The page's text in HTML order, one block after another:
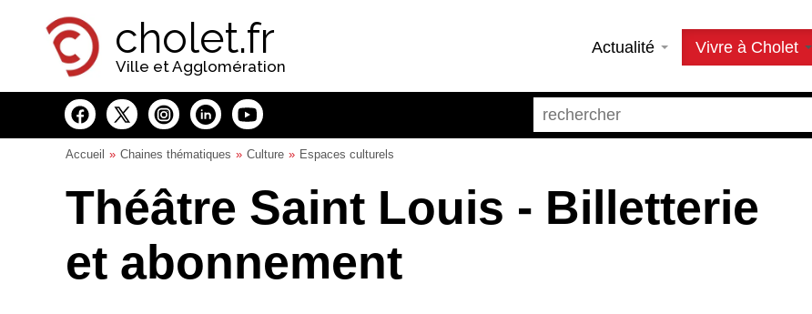
cholet.fr
Ville et Agglomération
Actualité Vivre à Cholet
Accueil Chaines thématiques Culture Espaces culturels
Théâtre Saint Louis - Billetterie
et abonnement